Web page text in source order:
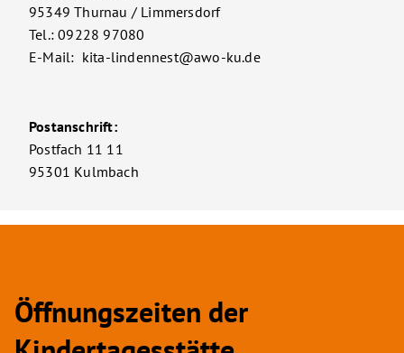
95349 Thurnau / Limmersdorf
Tel.: 09228 97080
E-Mail: kita-lindennest@awo-ku.de
Postanschrift:
Postfach 11 11
95301 Kulmbach
Öffnungszeiten der